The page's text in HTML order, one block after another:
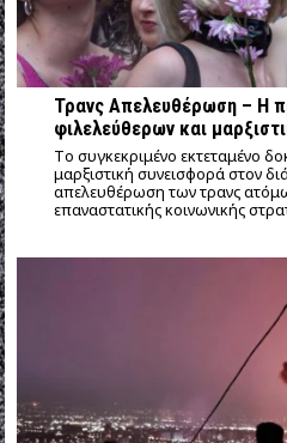
Τρανς Απελευθέρωση – Η
φιλελεύθερων και
Tο συγκεκριμένο εκτεταμένο
μαρξιστική συνεισφορά στον
απελευθέρωση των τρανς
επαναστατικής κοινωνικής